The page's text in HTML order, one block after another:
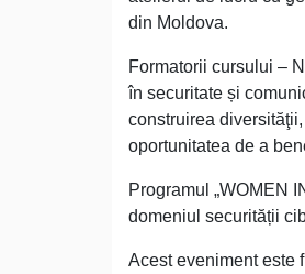
din Moldova.
Formatorii cursului –
în securitate și
construirea
oportunitatea de a
Programul „WOMEN
domeniul securității
Acest eveniment este